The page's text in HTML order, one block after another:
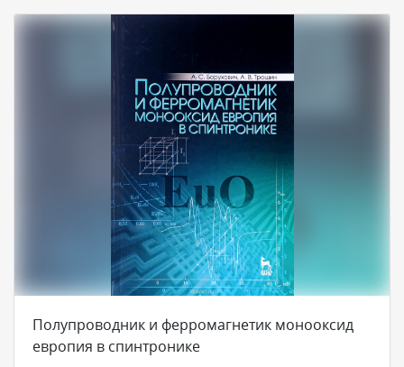
Полупроводник и ферромагнетик монооксид
европия в спинтронике